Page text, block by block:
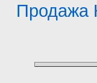
Продажа